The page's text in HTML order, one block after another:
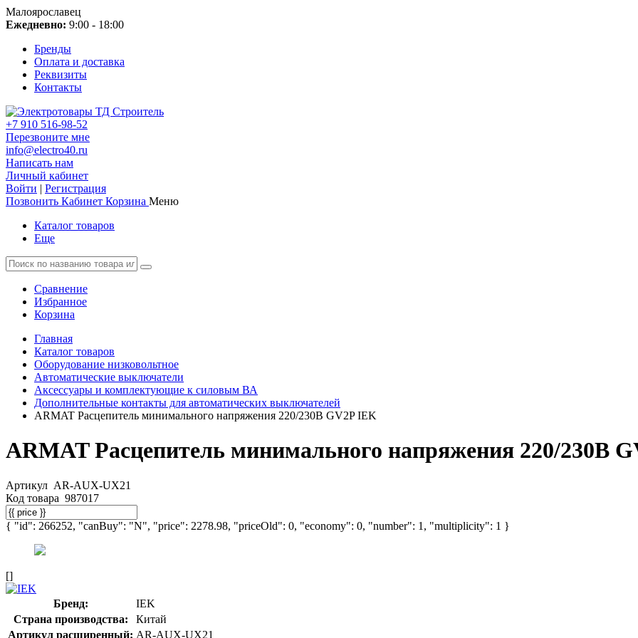
Малоярославец
Ежедневно: 9:00 - 18:00
Бренды
Оплата и доставка
Реквизиты
Контакты
+7 910 516-98-52
Перезвоните мне
info@electro40.ru
Написать нам
Личный кабинет
Войти | Регистрация
Позвонить Кабинет Корзина Меню
Каталог товаров
Еще
Сравнение
Избранное
Корзина
Главная
Каталог товаров
Оборудование низковольтное
Автоматические выключатели
Аксессуары и комплектующие к силовым ВА
Дополнительные контакты для автоматических выключателей
ARMAT Расцепитель минимального напряжения 220/230В GV2P IEK
ARMAT Расцепитель минимального напряжения 220/230В
Артикул AR-AUX-UX21
Код товара 987017
{ "id": 266252, "canBuy": "N", "price": 2278.98, "priceOld": 0, "economy": 0, "number": 1, "multiplicity": 1 }
[]
Бренд:
IEK
Страна производства:
Китай
Артикул расширенный: AR-AUX-UX21